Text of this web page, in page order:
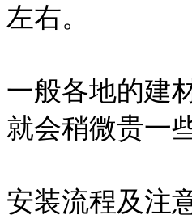
左右。
一般各地的建
就会稍微贵一
安装流程及注